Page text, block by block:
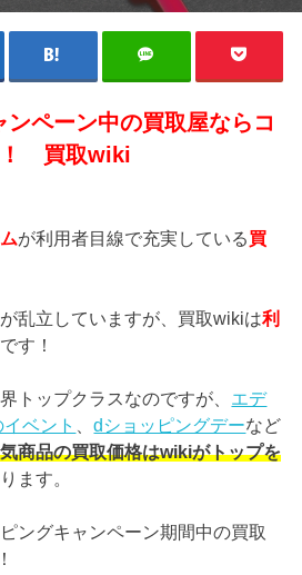
ンペーン中の買取屋ならコ
！ 買取wiki
が利用者目線で充実している買
乱立していますが、買取wikiは利
です！
トップクラスなのですが、 エデ
ベント 、dショッピングデーなど
商品の買取価格はwikiがトップを
ます。
ングキャンペーン期間中の買取